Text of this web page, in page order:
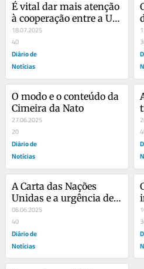
É vital dar mais atenção
à cooperação entre a UE
e a ASEAN
18.07.2025
40
Diário de
Notícias
O modo e o conteúdo da
Cimeira da Nato
27.06.2025
20
Diário de
Notícias
A Carta das Nações
Unidas e a urgência de
voltar ao futuro
06.06.2025
40
Diário de
Notícias